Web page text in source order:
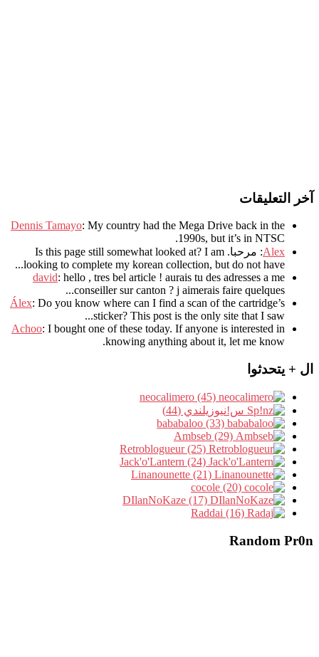
آخر التعليقات
Dennis Tamayo: My country had the Mega Drive back in the
1990s, but it’s in NTSC
.
Alex: مرحبا. Is this page still somewhat looked at? I am
looking to complete my korean collection, but do not have..
.
david: hello , tres bel article ! aurais tu des adresses a me
conseiller sur canton ? j aimerais faire quelques..
.
Álex: Do you know where can I find a scan of the cartridge’s
sticker? This post is the only site that I saw...
Achoo: I bought one of these today. If anyone is interested in
knowing anything about it, let me know.
ال + يتحدثوا
س!نيوزيلندي (44)
Random Pr0n